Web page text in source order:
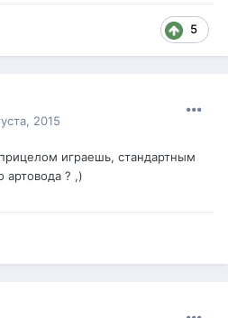
5
2015
играешь, стандартным
артовода ? ,)